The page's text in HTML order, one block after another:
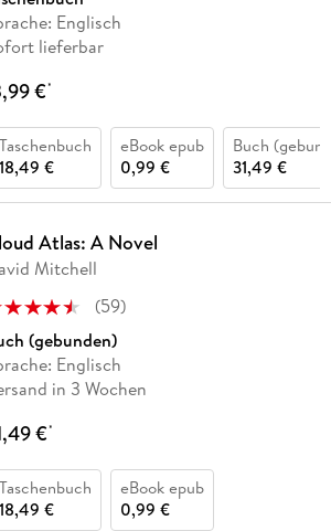
Englisch
lieferbar
€*
Taschenbuch
18,49 €
eBook epub
0,99 €
Buch
31,49 €
Atlas: A Novel
Mitchell
(59)
(gebunden)
Englisch
in 3 Wochen
€*
Taschenbuch
18,49 €
eBook epub
0,99 €